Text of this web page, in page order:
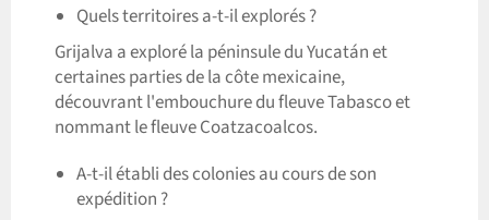
Quels territoires a-t-il explorés ?
Grijalva a exploré la péninsule du Yucatán et
certaines parties de la côte mexicaine,
découvrant l'embouchure du fleuve Tabasco et
nommant le fleuve Coatzacoalcos.
A-t-il établi des colonies au cours de son
expédition ?